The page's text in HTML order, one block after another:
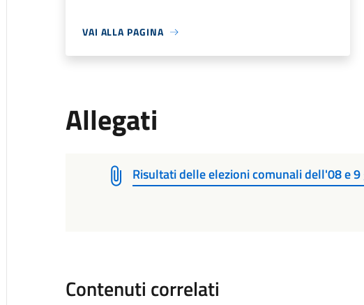
VAI ALLA PAGINA
Allegati
Risultati delle elezioni comunali dell'08 e
Contenuti correlati